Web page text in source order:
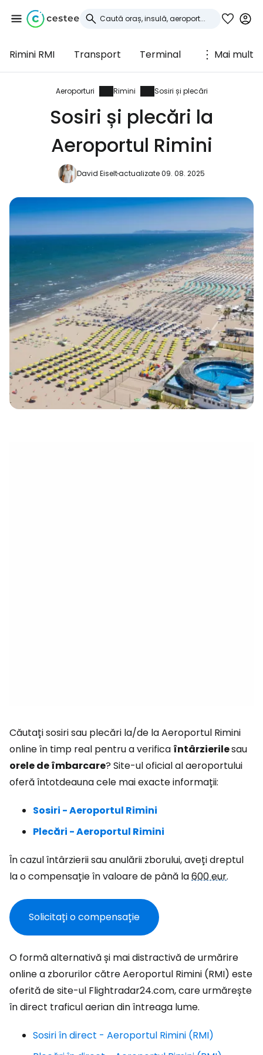
Rimini RMI Transport Terminal Mai mult
Aeroporturi Rimini Sosiri și plecări
Sosiri și plecări la
Aeroportul Rimini
David Eiseltactualizate 09. 08. 2025
Căutați sosiri sau plecări la/de la Aeroportul Rimini
online în timp real pentru a verifica întârzierilesau
orele de îmbarcare? Site-ul oficial al aeroportului
oferă întotdeauna cele mai exacte informații:
Sosiri - Aeroportul Rimini
Plecări - Aeroportul Rimini
În cazul întârzierii sau anulării zborului, aveți dreptul
la o compensație în valoare de până la600 eur.
Solicitați o compensație
O formă alternativă și mai distractivă de urmărire
online a zborurilor către Aeroportul Rimini (RMI) este
oferită de site-ul Flightradar24.com, care urmărește
în direct traficul aerian din întreaga lume.
Sosiri în direct - Aeroportul Rimini (RMI)
Conectați-vă la
Cestee
... comunitatea mondială a călătorilor
Continuați cu Google
Continuați cu Facebook
Continuați cu e-mailul